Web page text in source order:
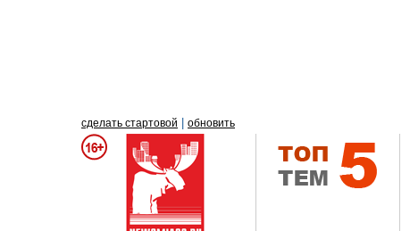
сделать стартовой обновить